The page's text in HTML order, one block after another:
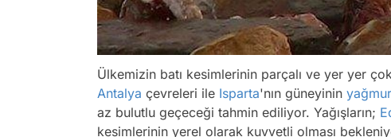
Ülkemizin batı kesimlerinin parçalı ve yer yer
Antalya çevreleri ile Isparta'nın güneyinin yağmur
az bulutlu geçeceği tahmin ediliyor. Yağışların;
kesimlerinin yerel olarak kuvvetli olması